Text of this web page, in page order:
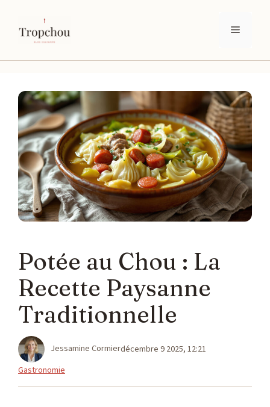
contenu
Menu
Potée au Chou : La
Recette Paysanne
Traditionnelle
Jessamine Cormierdécembre 9 2025, 12:21
Catégories
Gastronomie